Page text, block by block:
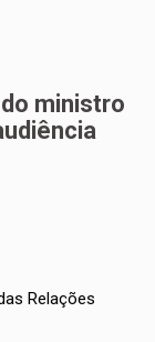
ministro